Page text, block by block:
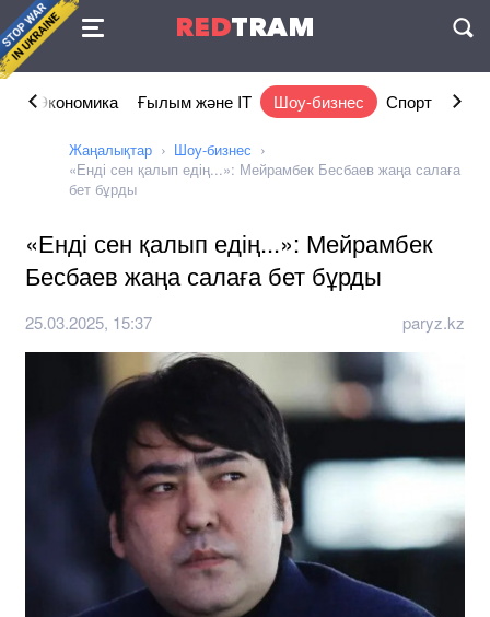
REDTRAM
Келісімі
Экономика Ғылым және IT Шоу-бизнес Спорт Өмір
Жаңалықтар
Шоу-бизнес
«Енді сен қалып едің...»: Мейрамбек Бесбаев жаңа салаға
бет бұрды
«Енді сен қалып едің...»: Мейрамбек
Бесбаев жаңа салаға бет бұрды
25.03.2025, 15:37 paryz.kz